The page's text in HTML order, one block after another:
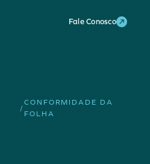
Fale Conosco
/
CONFORMIDADE DA
FOLHA